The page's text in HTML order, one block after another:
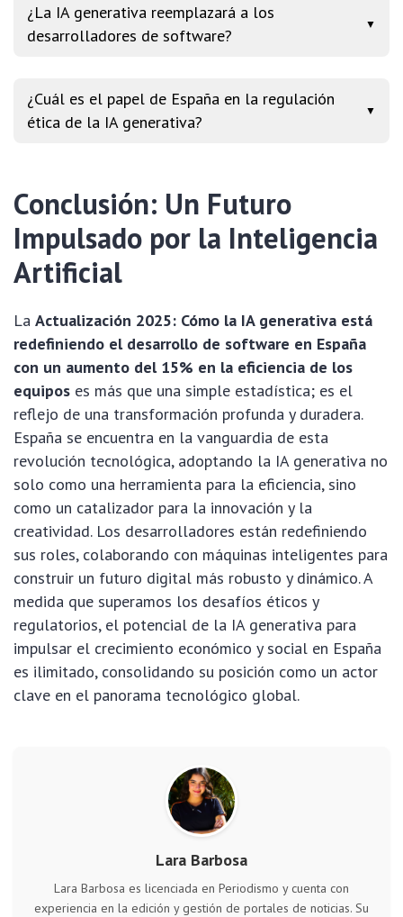
¿La IA generativa reemplazará a los
desarrolladores de software?
▼
¿Cuál es el papel de España en la regulación
ética de la IA generativa?
▼
Conclusión: Un Futuro
Impulsado por la Inteligencia
Artificial
La Actualización 2025: Cómo la IA generativa está
redefiniendo el desarrollo de software en España
con un aumento del 15% en la eficiencia de los
equipos es más que una simple estadística; es el
reflejo de una transformación profunda y duradera.
España se encuentra en la vanguardia de esta
revolución tecnológica, adoptando la IA generativa no
solo como una herramienta para la eficiencia, sino
como un catalizador para la innovación y la
creatividad. Los desarrolladores están redefiniendo
sus roles, colaborando con máquinas inteligentes para
construir un futuro digital más robusto y dinámico. A
medida que superamos los desafíos éticos y
regulatorios, el potencial de la IA generativa para
impulsar el crecimiento económico y social en España
es ilimitado, consolidando su posición como un actor
clave en el panorama tecnológico global.
Lara Barbosa
Lara Barbosa es licenciada en Periodismo y cuenta con
experiencia en la edición y gestión de portales de noticias. Su